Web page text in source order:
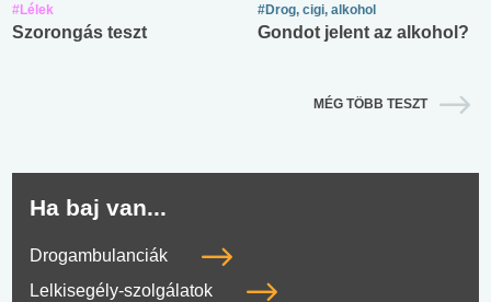
#Lélek
Szorongás teszt
#Drog, cigi, alkohol
Gondot jelent az alkohol?
MÉG TÖBB TESZT
Ha baj van...
Drogambulanciák
Lelkisegély-szolgálatok